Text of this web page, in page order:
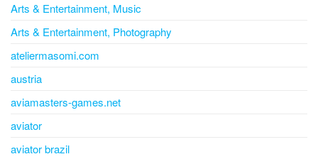
Arts & Entertainment, Music
Arts & Entertainment, Photography
ateliermasomi.com
austria
aviamasters-games.net
aviator
aviator brazil